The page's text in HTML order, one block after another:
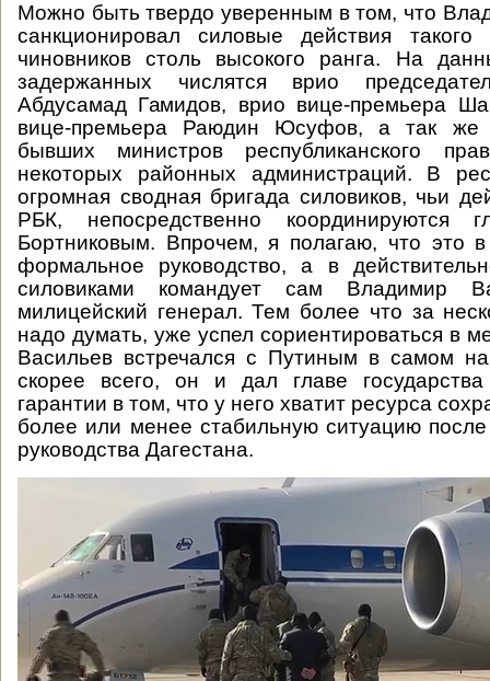
Можно быть твердо уверенным в том, что
санкционировал силовые действия
чиновников столь высокого ранга. На
задержанных числятся врио
Абдусамад Гамидов, врио вице-премьера
вице-премьера Раюдин Юсуфов, а так
бывших министров республиканского
некоторых районных администраций. В
огромная сводная бригада силовиков, чьи
РБК, непосредственно координируются
Бортниковым. Впрочем, я полагаю, что это
формальное руководство, а в
силовиками командует сам Владимир
милицейский генерал. Тем более что за
надо думать, уже успел сориентироваться в
Васильев встречался с Путиным в самом
скорее всего, он и дал главе государства
гарантии в том, что у него хватит ресурса
более или менее стабильную ситуацию
руководства Дагестана.